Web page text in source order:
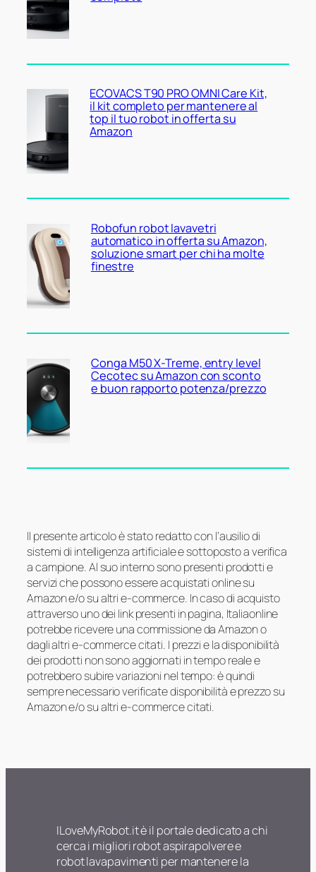
ECOVACS T90 PRO OMNI Care Kit,
il kit completo per mantenere al
top il tuo robot in offerta su
Amazon
Robofun robot lavavetri
automatico in offerta su Amazon,
soluzione smart per chi ha molte
finestre
Conga M50 X-Treme, entry level
Cecotec su Amazon con sconto
e buon rapporto potenza/prezzo
Il presente articolo è stato redatto con l’ausilio di
sistemi di intelligenza artificiale e sottoposto a verifica
a campione. Al suo interno sono presenti prodotti e
servizi che possono essere acquistati online su
Amazon e/o su altri e-commerce. In caso di acquisto
attraverso uno dei link presenti in pagina, Italiaonline
potrebbe ricevere una commissione da Amazon o
dagli altri e-commerce citati. I prezzi e la disponibilità
dei prodotti non sono aggiornati in tempo reale e
potrebbero subire variazioni nel tempo: è quindi
sempre necessario verificate disponibilità e prezzo su
Amazon e/o su altri e-commerce citati.
ILoveMyRobot.it è il portale dedicato a chi
cerca i migliori robot aspirapolvere e
robot lavapavimenti per mantenere la